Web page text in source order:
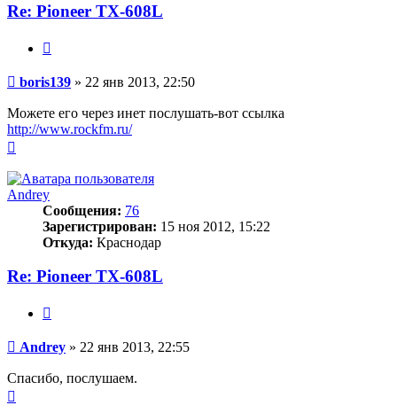
Re: Pioneer TX-608L
Сообщение
boris139 » 22 янв 2013, 22:50
Можете его через инет послушать-вот ссылка
http://www.rockfm.ru/
началу
Andrey
Сообщения: 76
Зарегистрирован: 15 ноя 2012, 15:22
Откуда: Краснодар
Re: Pioneer TX-608L
Сообщение
Andrey » 22 янв 2013, 22:55
Спасибо, послушаем.